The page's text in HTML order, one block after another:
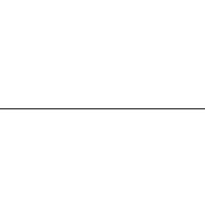
ile korunmaktadır.